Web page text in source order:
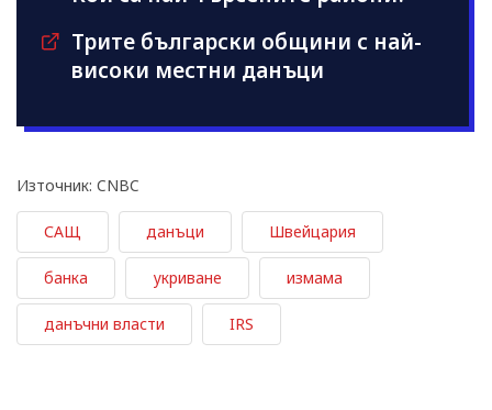
Трите български общини с най-
високи местни данъци
Източник: CNBC
САЩ данъци Швейцария
банка укриване измама
данъчни власти IRS